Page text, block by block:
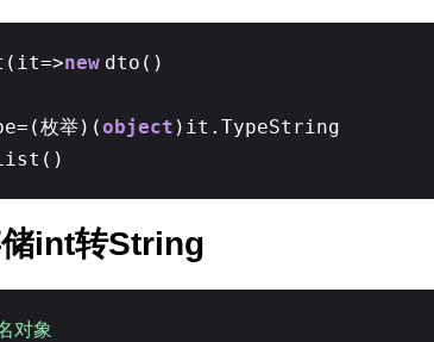
new dto()
枚举)(object )it.TypeString
int转String
对象